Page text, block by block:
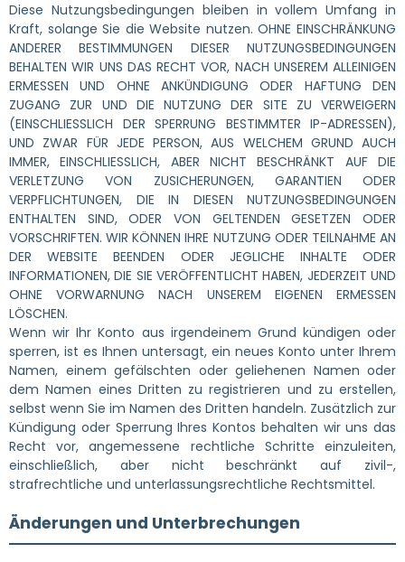
Diese Nutzungsbedingungen bleiben in vollem Umfang in
Kraft, solange Sie die Website nutzen. OHNE EINSCHRÄNKUNG
ANDERER BESTIMMUNGEN DIESER NUTZUNGSBEDINGUNGEN
BEHALTEN WIR UNS DAS RECHT VOR, NACH UNSEREM ALLEINIGEN
ERMESSEN UND OHNE ANKÜNDIGUNG ODER HAFTUNG DEN
ZUGANG ZUR UND DIE NUTZUNG DER SITE ZU VERWEIGERN
(EINSCHLIESSLICH DER SPERRUNG BESTIMMTER IP-ADRESSEN),
UND ZWAR FÜR JEDE PERSON, AUS WELCHEM GRUND AUCH
IMMER, EINSCHLIESSLICH, ABER NICHT BESCHRÄNKT AUF DIE
VERLETZUNG VON ZUSICHERUNGEN, GARANTIEN ODER
VERPFLICHTUNGEN, DIE IN DIESEN NUTZUNGSBEDINGUNGEN
ENTHALTEN SIND, ODER VON GELTENDEN GESETZEN ODER
VORSCHRIFTEN. WIR KÖNNEN IHRE NUTZUNG ODER TEILNAHME AN
DER WEBSITE BEENDEN ODER JEGLICHE INHALTE ODER
INFORMATIONEN, DIE SIE VERÖFFENTLICHT HABEN, JEDERZEIT UND
OHNE VORWARNUNG NACH UNSEREM EIGENEN ERMESSEN
LÖSCHEN.
Wenn wir Ihr Konto aus irgendeinem Grund kündigen oder
sperren, ist es Ihnen untersagt, ein neues Konto unter Ihrem
Namen, einem gefälschten oder geliehenen Namen oder
dem Namen eines Dritten zu registrieren und zu erstellen,
selbst wenn Sie im Namen des Dritten handeln. Zusätzlich zur
Kündigung oder Sperrung Ihres Kontos behalten wir uns das
Recht vor, angemessene rechtliche Schritte einzuleiten,
einschließlich, aber nicht beschränkt auf zivil-,
strafrechtliche und unterlassungsrechtliche Rechtsmittel.
Änderungen und Unterbrechungen